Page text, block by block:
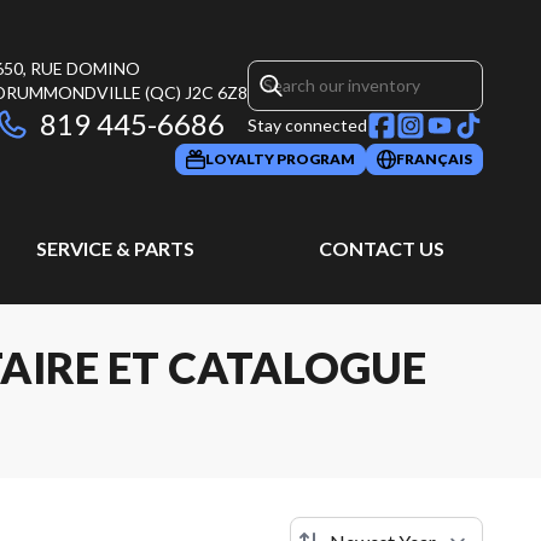
RUE DOMINO
(QC) J2C 6Z8
819 445-6686 Stay connected
LOYALTY PROGRAM FRANÇAIS
SERVICE & PARTS CONTACT US
ET CATALOGUE